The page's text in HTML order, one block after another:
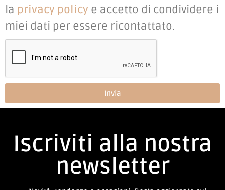
la privacy policy e accetto di condividere i
miei dati per essere ricontattato.
Invia
Iscriviti alla nostra
newsletter